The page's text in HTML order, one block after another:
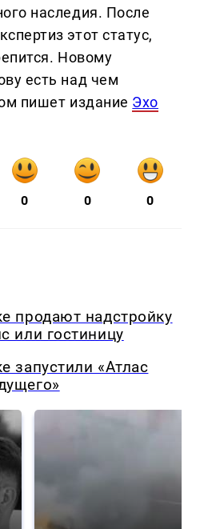
наследия. После
этот статус,
Новому
есть над чем
пишет издание Эхо
0 0 0
продают надстройку
или гостиницу
запустили «Атлас